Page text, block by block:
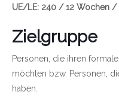
UE/LE: 240 / 12 Wochen
Zielgruppe
Personen, die ihren
möchten bzw. Personen,
haben.